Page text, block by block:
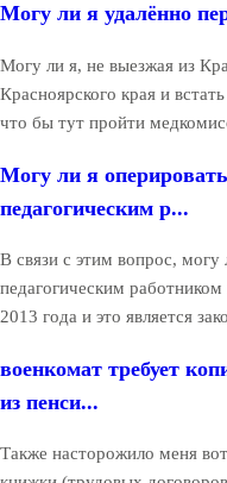
Могу ли я удалённо
Могу ли я, не выезжая из
Красноярского края и
что бы тут пройти
Могу ли я
педагогическим р...
В связи с этим вопрос, могу
педагогическим
2013 года и это является
военкомат требует
из пенси...
Также насторожило меня
Мы в
консультация